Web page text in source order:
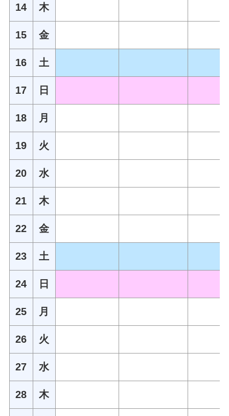
14 木
15 金
16 土
17 日
18 月
19 火
20 水
21 木
22 金
23 土
24 日
25 月
26 火
27 水
28 木